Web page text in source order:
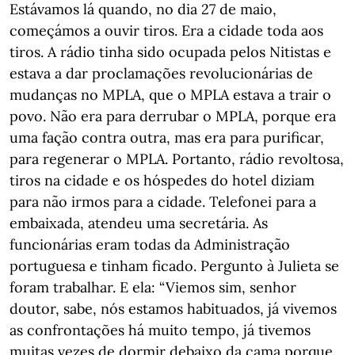
Estávamos lá quando, no dia 27 de maio,
começámos a ouvir tiros. Era a cidade toda aos
tiros. A rádio tinha sido ocupada pelos Nitistas e
estava a dar proclamações revolucionárias de
mudanças no MPLA, que o MPLA estava a trair o
povo. Não era para derrubar o MPLA, porque era
uma fação contra outra, mas era para purificar,
para regenerar o MPLA. Portanto, rádio revoltosa,
tiros na cidade e os hóspedes do hotel diziam
para não irmos para a cidade. Telefonei para a
embaixada, atendeu uma secretária. As
funcionárias eram todas da Administração
portuguesa e tinham ficado. Pergunto à Julieta se
foram trabalhar. E ela: “Viemos sim, senhor
doutor, sabe, nós estamos habituados, já vivemos
as confrontações há muito tempo, já tivemos
muitas vezes de dormir debaixo da cama porque